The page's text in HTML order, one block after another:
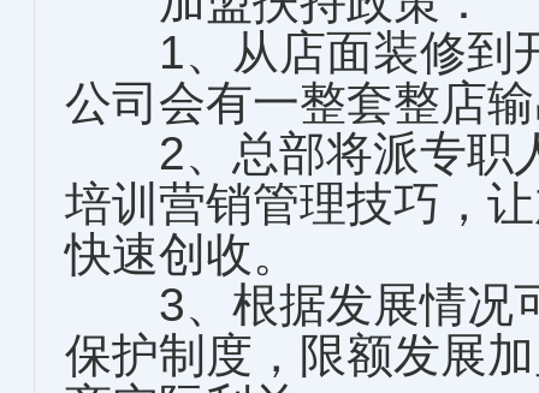
1、从店面装修到
公司会有一整套整店
2、总部将派专职
培训营销管理技巧，
快速创收。
3、根据发展情况
保护制度，限额发展